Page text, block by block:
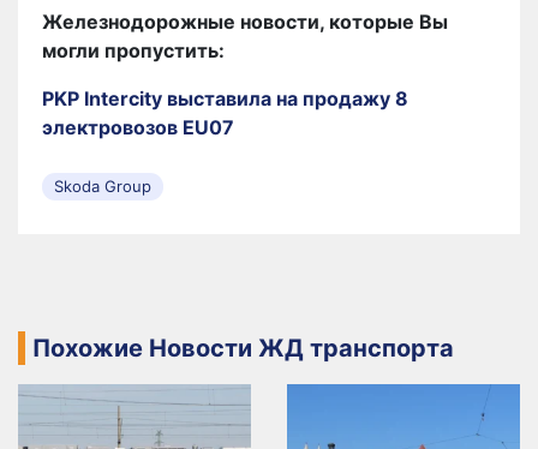
Железнодорожные новости, которые Вы
могли пропустить:
PKP Intercity выставила на продажу 8
электровозов EU07
Skoda Group
Похожие Новости ЖД транспорта